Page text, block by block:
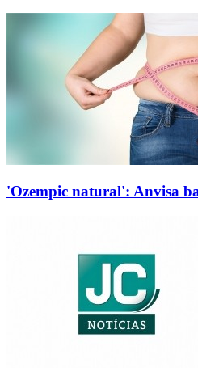
'Ozempic natural': Anvisa